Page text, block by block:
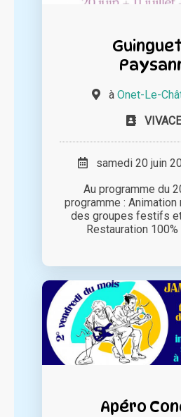
à Onet-Le-
samedi 20 juin
Au programme du
programme :
des groupes festifs
Restauration 100%
Apéro